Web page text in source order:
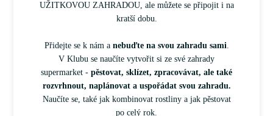
UŽITKOVOU ZAHRADOU, ale můžete se připojit i na
kratší dobu.
Přidejte se k nám a nebuďte na svou zahradu sami.
V Klubu se naučíte vytvořit si ze své zahrady
supermarket - pěstovat, sklízet, zpracovávat, ale také
rozvrhnout, naplánovat a uspořádat svou zahradu.
Naučíte se, také jak kombinovat rostliny a jak pěstovat
po celý rok.